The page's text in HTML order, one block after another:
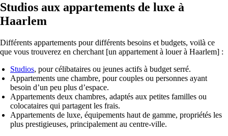
Studios aux appartements de luxe à
Haarlem
Différents appartements pour différents besoins et budgets, voilà ce
que vous trouverez en cherchant [un appartement à louer à Haarlem] :
Studios, pour célibataires ou jeunes actifs à budget serré.
Appartements une chambre, pour couples ou personnes ayant
besoin d’un peu plus d’espace.
Appartements deux chambres, adaptés aux petites familles ou
colocataires qui partagent les frais.
Appartements de luxe, équipements haut de gamme, propriétés les
plus prestigieuses, principalement au centre-ville.